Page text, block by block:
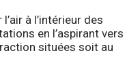
à l’intérieur des
en l’aspirant vers
situées soit au